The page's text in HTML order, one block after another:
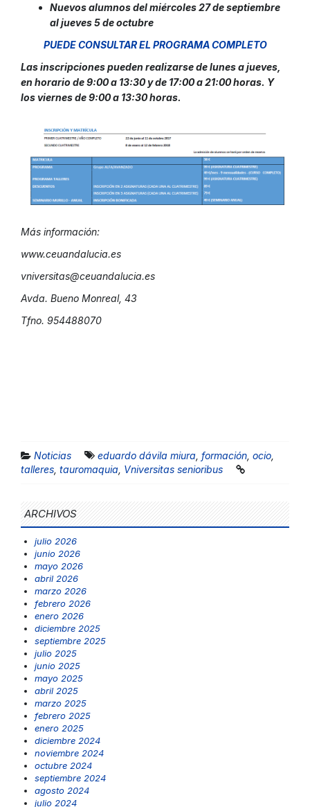
Nuevos alumnos del miércoles 27 de septiembre
al jueves 5 de octubre
PUEDE CONSULTAR EL PROGRAMA COMPLETO
Las inscripciones pueden realizarse de lunes a jueves,
en horario de 9:00 a 13:30 y de 17:00 a 21:00 horas. Y
los viernes de 9:00 a 13:30 horas.
Más información:
www.ceuandalucia.es
vniversitas@ceuandalucia.es
Avda. Bueno Monreal, 43
Tfno. 954488070
Noticias eduardo dávila miura formación ocio
talleres tauromaquia Vniversitas senioribus
ARCHIVOS
julio 2026
junio 2026
mayo 2026
abril 2026
marzo 2026
febrero 2026
enero 2026
diciembre 2025
septiembre 2025
julio 2025
junio 2025
mayo 2025
abril 2025
marzo 2025
febrero 2025
enero 2025
diciembre 2024
noviembre 2024
octubre 2024
septiembre 2024
agosto 2024
julio 2024